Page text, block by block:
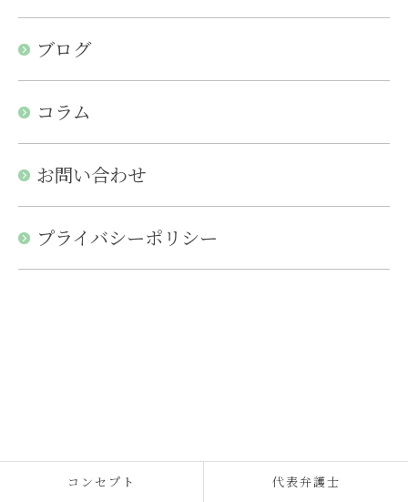
ブログ
コラム
お問い合わせ
プライバシーポリシー
コンセプト 代表弁護士